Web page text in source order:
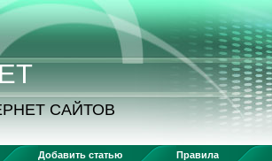
САЙТОВ
Добавить статью Правила